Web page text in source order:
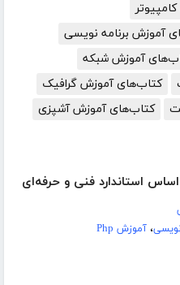
آموزش برنامه نویسی
آموزش شبکه
کتاب‌های آموزش گرافیک
کتاب‌های آموزش آشپزی
نویسی،آموزش Php